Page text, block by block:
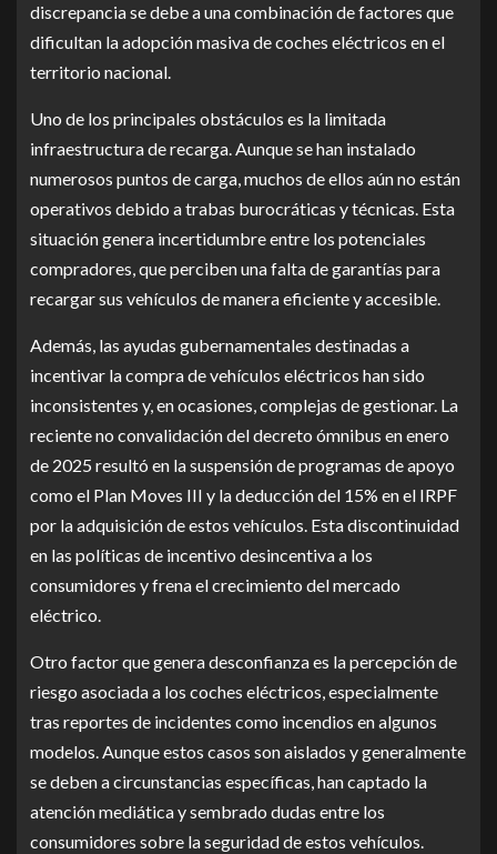
discrepancia se debe a una combinación de factores que
dificultan la adopción masiva de coches eléctricos en el
territorio nacional.
Uno de los principales obstáculos es la limitada
infraestructura de recarga. Aunque se han instalado
numerosos puntos de carga, muchos de ellos aún no están
operativos debido a trabas burocráticas y técnicas. Esta
situación genera incertidumbre entre los potenciales
compradores, que perciben una falta de garantías para
recargar sus vehículos de manera eficiente y accesible.
Además, las ayudas gubernamentales destinadas a
incentivar la compra de vehículos eléctricos han sido
inconsistentes y, en ocasiones, complejas de gestionar. La
reciente no convalidación del decreto ómnibus en enero
de 2025 resultó en la suspensión de programas de apoyo
como el Plan Moves III y la deducción del 15% en el IRPF
por la adquisición de estos vehículos. Esta discontinuidad
en las políticas de incentivo desincentiva a los
consumidores y frena el crecimiento del mercado
eléctrico.
Otro factor que genera desconfianza es la percepción de
riesgo asociada a los coches eléctricos, especialmente
tras reportes de incidentes como incendios en algunos
modelos. Aunque estos casos son aislados y generalmente
se deben a circunstancias específicas, han captado la
atención mediática y sembrado dudas entre los
consumidores sobre la seguridad de estos vehículos.